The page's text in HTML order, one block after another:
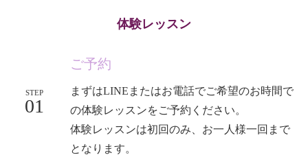
体験レッスン
STEP
01
ご予約
まずはLINEまたはお電話でご希望のお時間で
の体験レッスンをご予約ください。
体験レッスンは初回のみ、お一人様一回まで
となります。